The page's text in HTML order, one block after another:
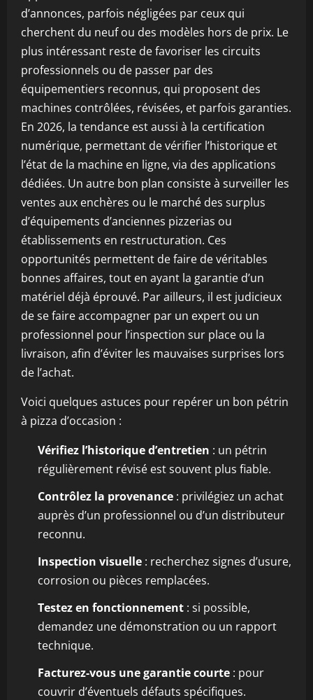
d’annonces, parfois négligées par ceux qui
cherchent du neuf ou des modèles hors de prix. Le
plus intéressant reste de favoriser les circuits
professionnels ou de passer par des
équipementiers reconnus, qui proposent des
machines contrôlées, révisées, et parfois garanties.
En 2026, la tendance est aussi à la certification
numérique, permettant de vérifier l’historique et
l’état de la machine en ligne, via des applications
dédiées. Un autre bon plan consiste à surveiller les
ventes aux enchères ou le marché des surplus
d’équipements d’anciennes pizzerias ou
établissements en restructuration. Ces
opportunités permettent de faire de véritables
bonnes affaires, tout en ayant la garantie d’un
matériel déjà éprouvé. Par ailleurs, il est judicieux
de se faire accompagner par un expert ou un
professionnel pour l’inspection sur place ou la
livraison, afin d’éviter les mauvaises surprises lors
de l’achat.
Voici quelques astuces pour repérer un bon pétrin
à pizza d’occasion :
Vérifiez l’historique d’entretien : un pétrin
régulièrement révisé est souvent plus fiable.
Contrôlez la provenance : privilégiez un achat
auprès d’un professionnel ou d’un distributeur
reconnu.
Inspection visuelle : recherchez signes d’usure,
corrosion ou pièces remplacées.
Testez en fonctionnement : si possible,
demandez une démonstration ou un rapport
technique.
Facturez-vous une garantie courte : pour
couvrir d’éventuels défauts spécifiques.